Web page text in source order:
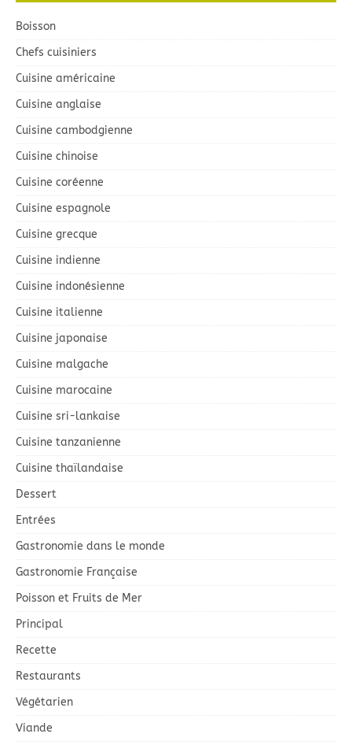
Boisson
Chefs cuisiniers
Cuisine américaine
Cuisine anglaise
Cuisine cambodgienne
Cuisine chinoise
Cuisine coréenne
Cuisine espagnole
Cuisine grecque
Cuisine indienne
Cuisine indonésienne
Cuisine italienne
Cuisine japonaise
Cuisine malgache
Cuisine marocaine
Cuisine sri-lankaise
Cuisine tanzanienne
Cuisine thaïlandaise
Dessert
Entrées
Gastronomie dans le monde
Gastronomie Française
Poisson et Fruits de Mer
Principal
Recette
Restaurants
Végétarien
Viande